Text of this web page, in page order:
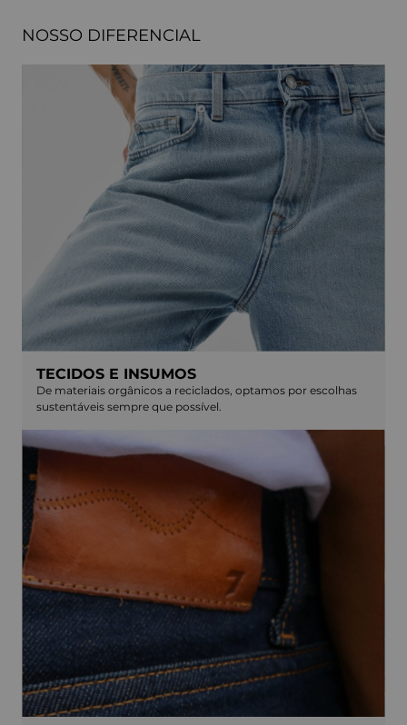
NOSSO DIFERENCIAL
TECIDOS E INSUMOS
De materiais orgânicos a reciclados, optamos por escolhas
sustentáveis sempre que possível.